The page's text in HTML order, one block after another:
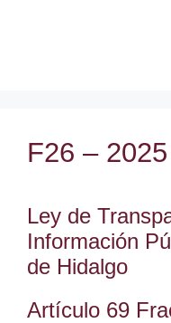
F26 – 2025
Ley de
Información
de Hidalgo
Artículo 69